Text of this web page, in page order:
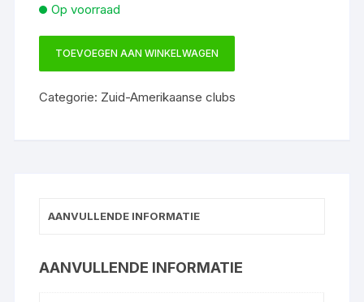
Op voorraad
Samambaia
2023-
TOEVOEGEN AAN WINKELWAGEN
Categorie: Zuid-Amerikaanse clubs
AANVULLENDE INFORMATIE
AANVULLENDE INFORMATIE